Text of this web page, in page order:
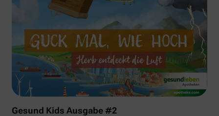
Gesund Kids Ausgabe #2